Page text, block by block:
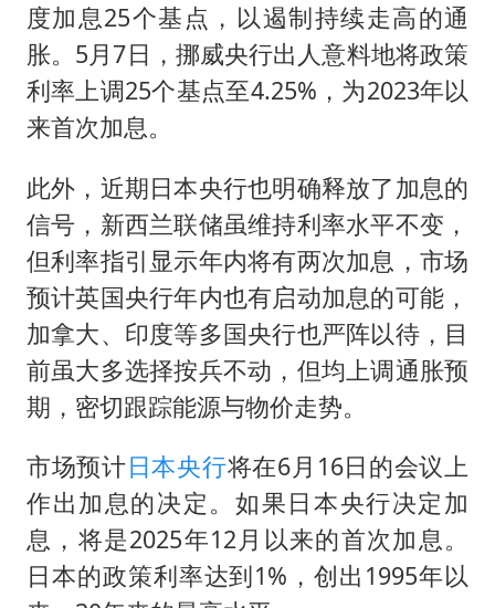
度加息25个基点，以遏制持续走高的通
胀。5月7日，挪威央行出人意料地将政策
利率上调25个基点至4.25%，为2023年以
来首次加息。
此外，近期日本央行也明确释放了加息的
信号，新西兰联储虽维持利率水平不变，
但利率指引显示年内将有两次加息，市场
预计英国央行年内也有启动加息的可能，
加拿大、印度等多国央行也严阵以待，目
前虽大多选择按兵不动，但均上调通胀预
期，密切跟踪能源与物价走势。
市场预计日本央行将在6月16日的会议上
作出加息的决定。如果日本央行决定加
息，将是2025年12月以来的首次加息。
日本的政策利率达到1%，创出1995年以